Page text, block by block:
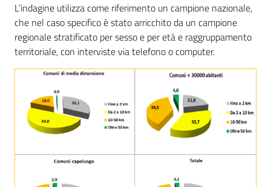
Leggi Atti Bandi
Piani Programmi
L’indagine utilizza come riferimento un campione nazionale,
che nel caso specifico è stato arricchito da un campione
regionale stratificato per sesso e per età e raggruppamento
territoriale, con interviste via telefono o computer.